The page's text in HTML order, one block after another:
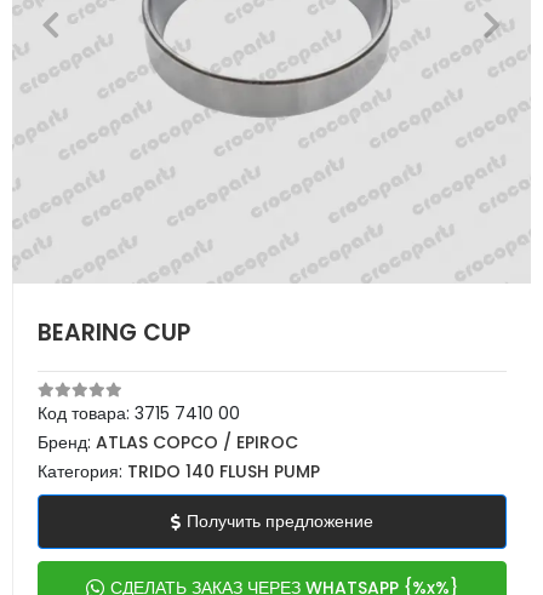
BEARING CUP
Код товара: 3715 7410 00
Бренд: ATLAS COPCO / EPIROC
Категория: TRIDO 140 FLUSH PUMP
Получить предложение
СДЕЛАТЬ ЗАКАЗ ЧЕРЕЗ WHATSAPP {%x%}